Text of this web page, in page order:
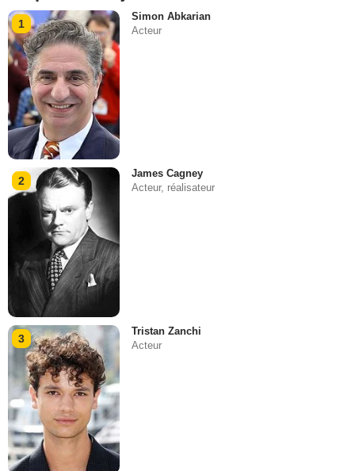
1
Simon Abkarian
Acteur
2
James Cagney
Acteur, réalisateur
3
Tristan Zanchi
Acteur